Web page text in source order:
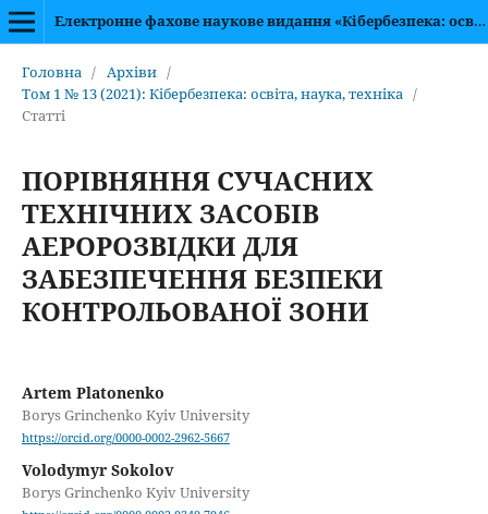
Електронне фахове наукове видання «Кібербезпека: освіта, наука, техніка»
Головна / Архіви /
Том 1 № 13 (2021): Кібербезпека: освіта, наука, техніка /
Статті
ПОРІВНЯННЯ СУЧАСНИХ
ТЕХНІЧНИХ ЗАСОБІВ
АЕРОРОЗВІДКИ ДЛЯ
ЗАБЕЗПЕЧЕННЯ БЕЗПЕКИ
КОНТРОЛЬОВАНОЇ ЗОНИ
Artem Platonenko
Borys Grinchenko Kyiv University
https://orcid.org/0000-0002-2962-5667
Volodymyr Sokolov
Borys Grinchenko Kyiv University